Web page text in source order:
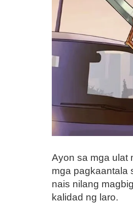
Ayon sa mga ulat
mga pagkaantala
nais nilang
kalidad ng laro.